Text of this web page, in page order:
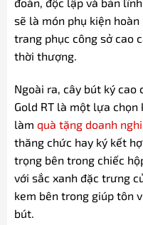
sẽ là món phụ kiện
trang phục công sở cao
thời thượng.
Ngoài ra, cây bút ký cao
Gold RT là một lựa
làm quà tặng doanh
thăng chức hay ký kết
trọng bên trong chiếc
với sắc xanh đặc trưng
kem bên trong giúp tôn
bút.